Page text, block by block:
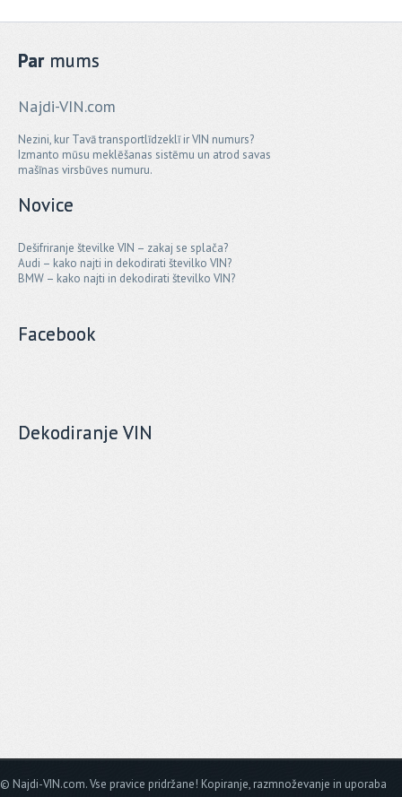
Parmums
Najdi-VIN.com
Nezini, kur Tavā transportlīdzeklī ir VIN numurs?
Izmanto mūsu meklēšanas sistēmu un atrod savas
mašīnas virsbūves numuru.
Novice
Dešifriranje številke VIN – zakaj se splača?
Audi – kako najti in dekodirati številko VIN?
BMW – kako najti in dekodirati številko VIN?
Facebook
Dekodiranje VIN
© Najdi-VIN.com. Vse pravice pridržane! Kopiranje, razmnoževanje in uporaba